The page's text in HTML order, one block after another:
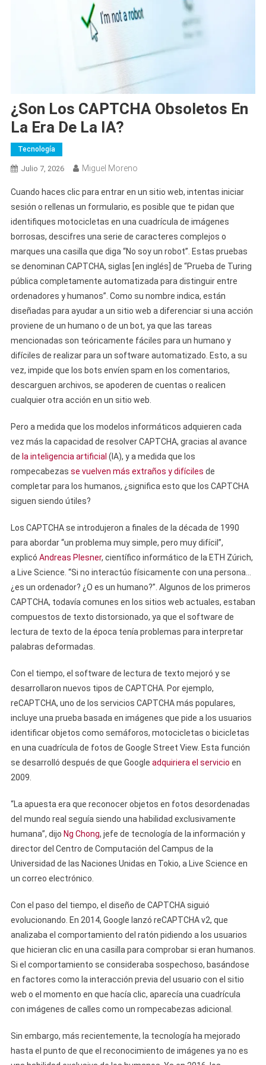
¿Son Los CAPTCHA Obsoletos En
La Era De La IA?
Tecnología
Julio 7, 2026 Miguel Moreno
Cuando haces clic para entrar en un sitio web, intentas iniciar
sesión o rellenas un formulario, es posible que te pidan que
identifiques motocicletas en una cuadrícula de imágenes
borrosas, descifres una serie de caracteres complejos o
marques una casilla que diga “No soy un robot”. Estas pruebas
se denominan CAPTCHA, siglas [en inglés] de “Prueba de Turing
pública completamente automatizada para distinguir entre
ordenadores y humanos”. Como su nombre indica, están
diseñadas para ayudar a un sitio web a diferenciar si una acción
proviene de un humano o de un bot, ya que las tareas
mencionadas son teóricamente fáciles para un humano y
difíciles de realizar para un software automatizado. Esto, a su
vez, impide que los bots envíen spam en los comentarios,
descarguen archivos, se apoderen de cuentas o realicen
cualquier otra acción en un sitio web.
Pero a medida que los modelos informáticos adquieren cada
vez más la capacidad de resolver CAPTCHA, gracias al avance
de la inteligencia artificial (IA), y a medida que los
rompecabezas se vuelven más extraños y difíciles de
completar para los humanos, ¿significa esto que los CAPTCHA
siguen siendo útiles?
Los CAPTCHA se introdujeron a finales de la década de 1990
para abordar “un problema muy simple, pero muy difícil”,
explicó Andreas Plesner, científico informático de la ETH Zúrich,
a Live Science. “Si no interactúo físicamente con una persona…
¿es un ordenador? ¿O es un humano?”. Algunos de los primeros
CAPTCHA, todavía comunes en los sitios web actuales, estaban
compuestos de texto distorsionado, ya que el software de
lectura de texto de la época tenía problemas para interpretar
palabras deformadas.
Con el tiempo, el software de lectura de texto mejoró y se
desarrollaron nuevos tipos de CAPTCHA. Por ejemplo,
reCAPTCHA, uno de los servicios CAPTCHA más populares,
incluye una prueba basada en imágenes que pide a los usuarios
identificar objetos como semáforos, motocicletas o bicicletas
en una cuadrícula de fotos de Google Street View. Esta función
se desarrolló después de que Google adquiriera el servicio en
2009.
“La apuesta era que reconocer objetos en fotos desordenadas
del mundo real seguía siendo una habilidad exclusivamente
humana”, dijo Ng Chong, jefe de tecnología de la información y
director del Centro de Computación del Campus de la
Universidad de las Naciones Unidas en Tokio, a Live Science en
un correo electrónico.
Con el paso del tiempo, el diseño de CAPTCHA siguió
evolucionando. En 2014, Google lanzó reCAPTCHA v2, que
analizaba el comportamiento del ratón pidiendo a los usuarios
que hicieran clic en una casilla para comprobar si eran humanos.
Si el comportamiento se consideraba sospechoso, basándose
en factores como la interacción previa del usuario con el sitio
web o el momento en que hacía clic, aparecía una cuadrícula
con imágenes de calles como un rompecabezas adicional.
Sin embargo, más recientemente, la tecnología ha mejorado
hasta el punto de que el reconocimiento de imágenes ya no es